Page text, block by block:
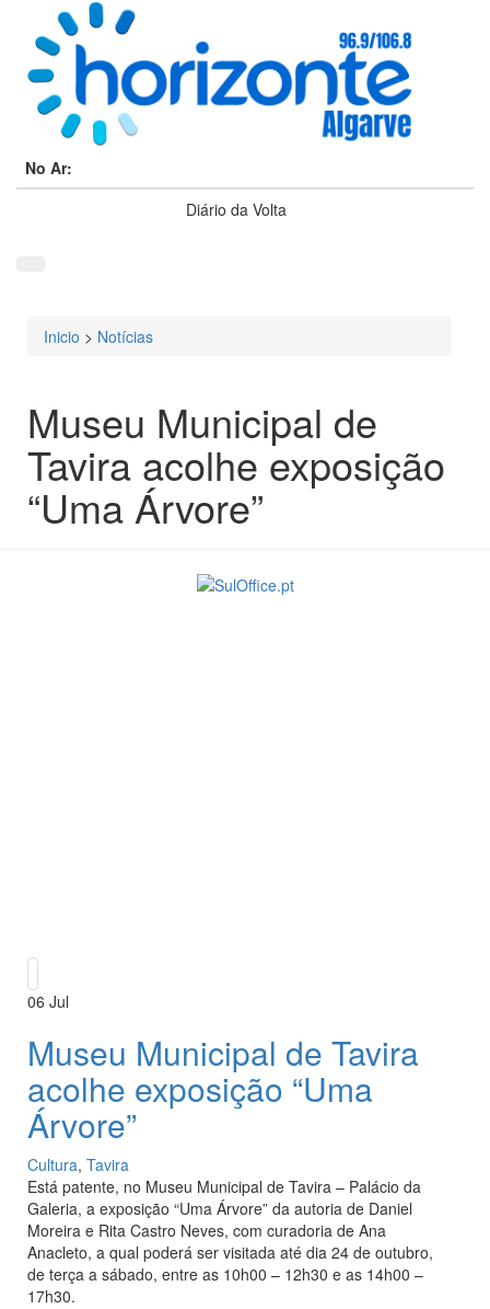
No Ar:
Diário da Volta
Está aqui
Inicio > Notícias
Museu Municipal de
Tavira acolhe exposição
“Uma Árvore”
06 Jul
Museu Municipal de Tavira
acolhe exposição “Uma
Árvore”
Cultura, Tavira
Está patente, no Museu Municipal de Tavira – Palácio da
Galeria, a exposição “Uma Árvore” da autoria de Daniel
Moreira e Rita Castro Neves, com curadoria de Ana
Anacleto, a qual poderá ser visitada até dia 24 de outubro,
de terça a sábado, entre as 10h00 – 12h30 e as 14h00 –
17h30.